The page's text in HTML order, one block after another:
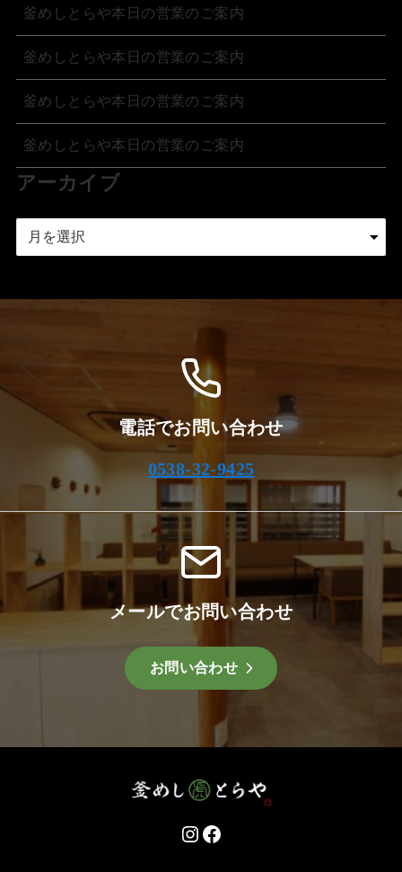
釜めしとらや本日の営業のご案内
釜めしとらや本日の営業のご案内
釜めしとらや本日の営業のご案内
釜めしとらや本日の営業のご案内
アーカイブ
電話でお問い合わせ
0538-32-9425
メールでお問い合わせ
お問い合わせ
Instagram
Facebook